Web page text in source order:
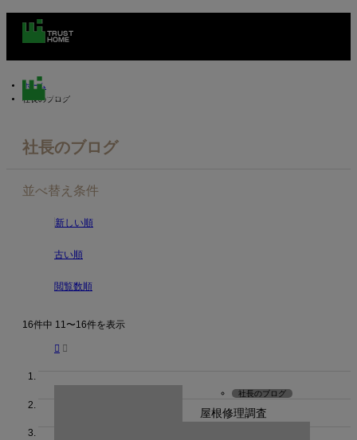
ホーム
社長のブログ
社長のブログ
並べ替え条件
新しい順
古い順
閲覧数順
16件中 11〜16件を表示
 
社長のブログ
屋根修理調査